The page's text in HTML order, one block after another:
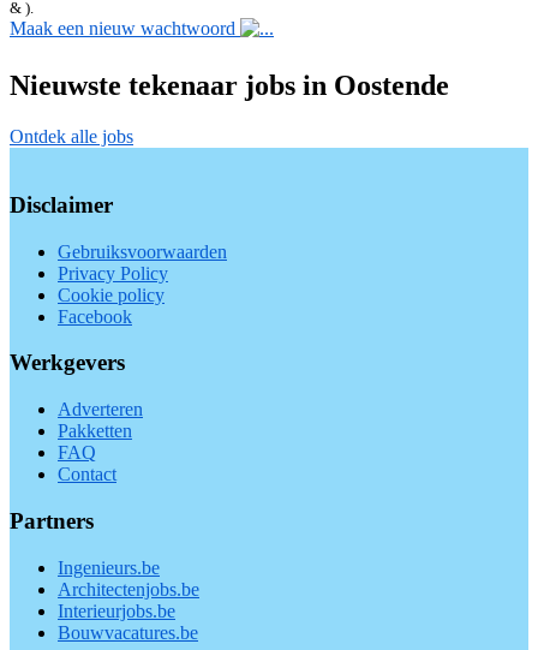
& ).
Maak een nieuw wachtwoord
Nieuwste tekenaar jobs in Oostende
Ontdek alle jobs
Disclaimer
Gebruiksvoorwaarden
Privacy Policy
Cookie policy
Facebook
Werkgevers
Adverteren
Pakketten
FAQ
Contact
Partners
Ingenieurs.be
Architectenjobs.be
Interieurjobs.be
Bouwvacatures.be